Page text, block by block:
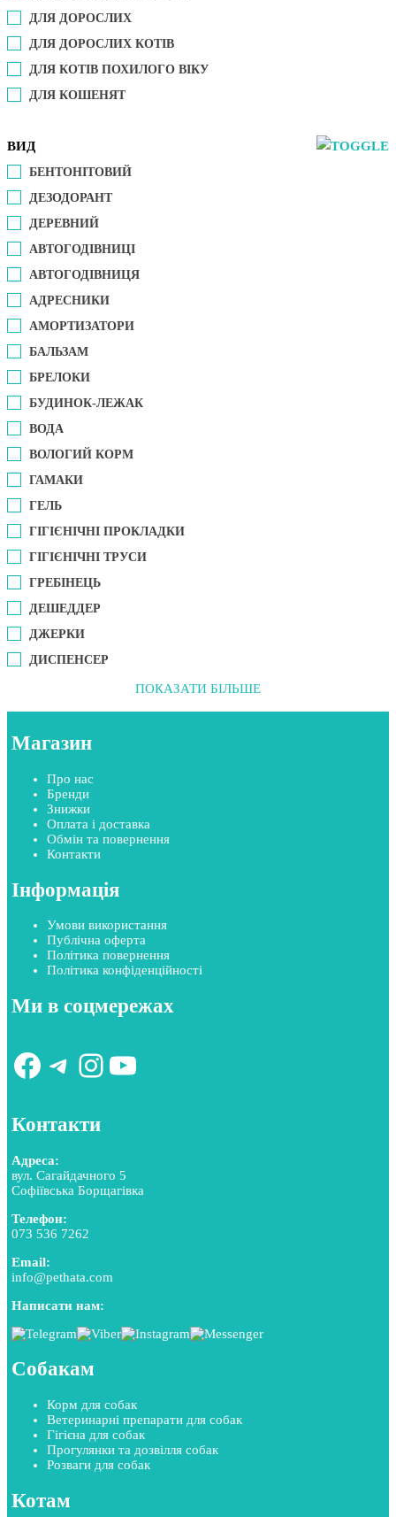
ДЛЯ ДОРОСЛИХ
ДЛЯ ДОРОСЛИХ КОТІВ
ДЛЯ КОТІВ ПОХИЛОГО ВІКУ
ДЛЯ КОШЕНЯТ
ВИД
БЕНТОНІТОВИЙ
ДЕЗОДОРАНТ
ДЕРЕВНИЙ
АВТОГОДІВНИЦІ
АВТОГОДІВНИЦЯ
АДРЕСНИКИ
АМОРТИЗАТОРИ
БАЛЬЗАМ
БРЕЛОКИ
БУДИНОК-ЛЕЖАК
ВОДА
ВОЛОГИЙ КОРМ
ГАМАКИ
ГЕЛЬ
ГІГІЄНІЧНІ ПРОКЛАДКИ
ГІГІЄНІЧНІ ТРУСИ
ГРЕБІНЕЦЬ
ДЕШЕДДЕР
ДЖЕРКИ
ДИСПЕНСЕР
ПОКАЗАТИ БІЛЬШЕ
Магазин
Про нас
Бренди
Знижки
Оплата і доставка
Обмін та повернення
Контакти
Інформація
Умови використання
Публічна оферта
Політика повернення
Політика конфіденційності
Ми в соцмережах
Facebook
Telegram
Instagram
YouTube
Контакти
Адреса:
вул. Сагайдачного 5
Софіївська Борщагівка
Телефон:
073 536 7262
Email:
info@pethata.com
Написати нам:
Собакам
Корм для собак
Ветеринарні препарати для собак
Гігієна для собак
Прогулянки та дозвілля собак
Розваги для собак
Котам